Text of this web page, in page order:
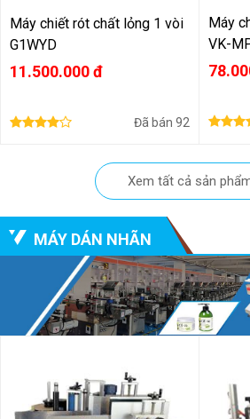
Máy chiết rót chất lỏng 1 vòi
G1WYD
11.500.000 đ
Đã bán 92
Máy
VK-
Xem tất cả sản
MÁY DÁN NHÃN